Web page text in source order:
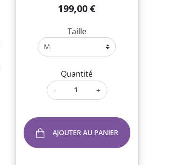
199,00 €
Taille
Quantité
-
+
AJOUTER AU PANIER